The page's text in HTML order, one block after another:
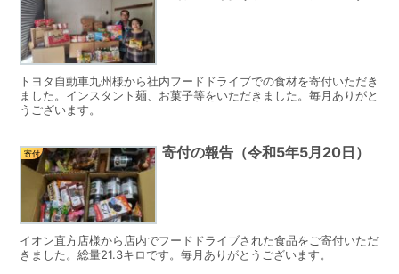
トヨタ自動車九州様から社内フードドライブでの食材を寄付いただき
ました。インスタント麺、お菓子等をいただきました。毎月ありがと
うございます。
寄付 寄付の報告（令和5年5月20日）
イオン直方店様から店内でフードドライブされた食品をご寄付いただ
きました。総量21.3キロです。毎月ありがとうございます。